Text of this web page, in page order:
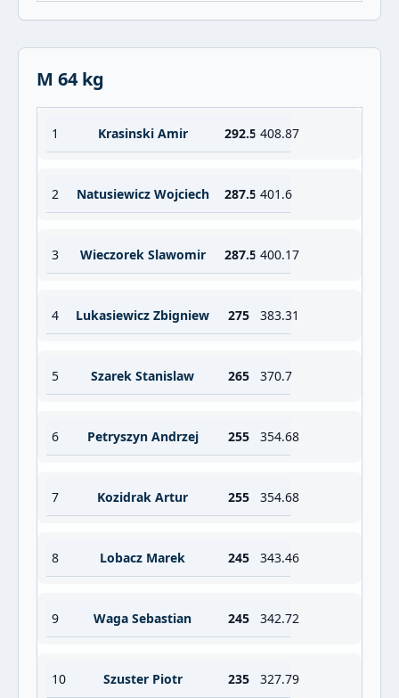
M 64 kg
1 Krasinski Amir 292.5 408.87
2 Natusiewicz Wojciech 287.5 401.6
3 Wieczorek Slawomir 287.5 400.17
4 Lukasiewicz Zbigniew 275 383.31
5 Szarek Stanislaw 265 370.7
6 Petryszyn Andrzej 255 354.68
7 Kozidrak Artur 255 354.68
8 Lobacz Marek 245 343.46
9 Waga Sebastian 245 342.72
10 Szuster Piotr 235 327.79